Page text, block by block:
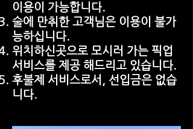
이용이 가능합니다.
술에 만취한 고객님은 이용이 불가
능하십니다.
위치하신곳으로 모시러 가는 픽업
서비스를 제공 해드리고 있습니다.
​후불제 서비스로서, 선입금은 없습
니다.